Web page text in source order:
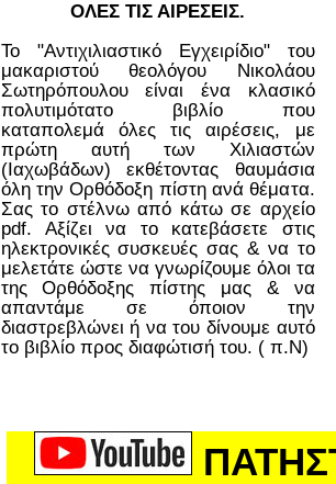
ΟΛΕΣ ΤΙΣ ΑΙΡΕΣΕΙΣ.
Το "Αντιχιλιαστικό Εγχειρίδιο" του
μακαριστού θεολόγου Νικολάου
Σωτηρόπουλου είναι ένα κλασικό
πολυτιμότατο βιβλίο που
καταπολεμά όλες τις αιρέσεις, με
πρώτη αυτή των Χιλιαστών
(Ιαχωβάδων) εκθέτοντας θαυμάσια
όλη την Ορθόδοξη πίστη ανά θέματα.
Σας το στέλνω από κάτω σε αρχείο
pdf. Αξίζει να το κατεβάσετε στις
ηλεκτρονικές συσκευές σας & να το
μελετάτε ώστε να γνωρίζουμε όλοι τα
της Ορθόδοξης πίστης μας & να
απαντάμε σε όποιον την
διαστρεβλώνει ή να του δίνουμε αυτό
το βιβλίο προς διαφώτισή του. ( π.Ν)